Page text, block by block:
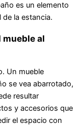
es un elemento
de la estancia.
mueble al
Un mueble
se vea abarrotado,
resultar
y accesorios que
el espacio con